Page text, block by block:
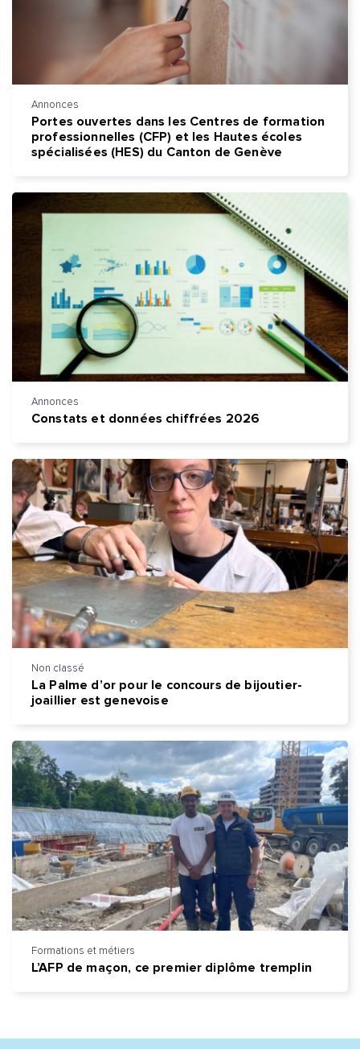
Annonces
Portes ouvertes dans les Centres de formation
professionnelles (CFP) et les Hautes écoles
spécialisées (HES) du Canton de Genève
Annonces
Constats et données chiffrées 2026
Non classé
La Palme d’or pour le concours de bijoutier-
joaillier est genevoise
Formations et métiers
L’AFP de maçon, ce premier diplôme tremplin